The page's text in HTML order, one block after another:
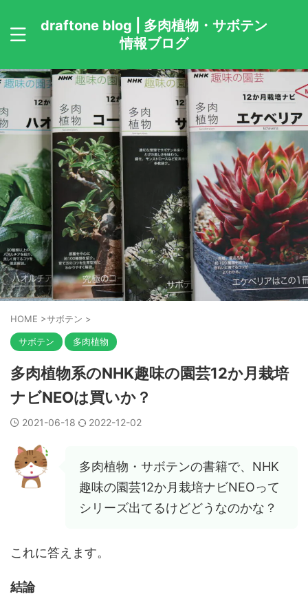
draftone blog | 多肉植物・サボテン
情報ブログ
HOME >サボテン >
サボテン 多肉植物
多肉植物系のNHK趣味の園芸12か月栽培
ナビNEOは買いか？
2021-06-18 2022-12-02
多肉植物・サボテンの書籍で、NHK
趣味の園芸12か月栽培ナビNEOって
シリーズ出てるけどどうなのかな？
これに答えます。
結論